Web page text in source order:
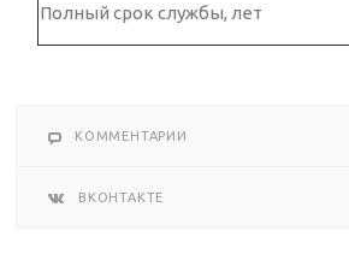
Полный срок службы, лет
КОММЕНТАРИИ
ВКОНТАКТЕ